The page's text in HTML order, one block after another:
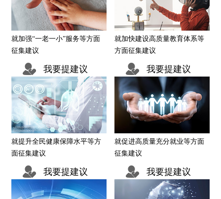
就加强“一老一小”服务等方面
征集建议
我要提建议
就加快建设高质量教育体系等
方面征集建议
我要提建议
就提升全民健康保障水平等方
面征集建议
我要提建议
就促进高质量充分就业等方面
征集建议
我要提建议